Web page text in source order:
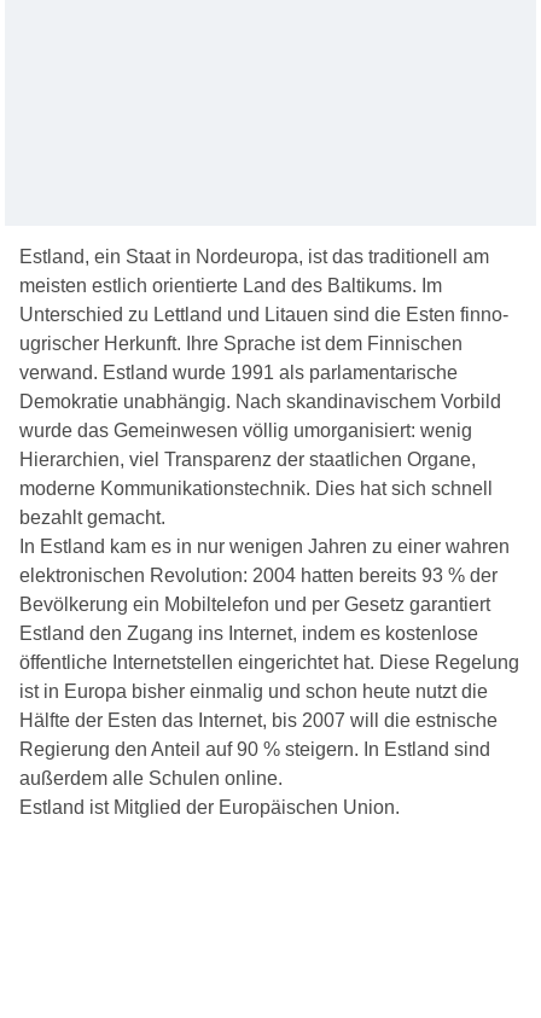
Estland, ein Staat in Nordeuropa, ist das traditionell am
meisten estlich orientierte Land des Baltikums. Im
Unterschied zu Lettland und Litauen sind die Esten finno-
ugrischer Herkunft. Ihre Sprache ist dem Finnischen
verwand. Estland wurde 1991 als parlamentarische
Demokratie unabhängig. Nach skandinavischem Vorbild
wurde das Gemeinwesen völlig umorganisiert: wenig
Hierarchien, viel Transparenz der staatlichen Organe,
moderne Kommunikationstechnik. Dies hat sich schnell
bezahlt gemacht.
In Estland kam es in nur wenigen Jahren zu einer wahren
elektronischen Revolution: 2004 hatten bereits 93 % der
Bevölkerung ein Mobiltelefon und per Gesetz garantiert
Estland den Zugang ins Internet, indem es kostenlose
öffentliche Internetstellen eingerichtet hat. Diese Regelung
ist in Europa bisher einmalig und schon heute nutzt die
Hälfte der Esten das Internet, bis 2007 will die estnische
Regierung den Anteil auf 90 % steigern. In Estland sind
außerdem alle Schulen online.
Estland ist Mitglied der Europäischen Union.